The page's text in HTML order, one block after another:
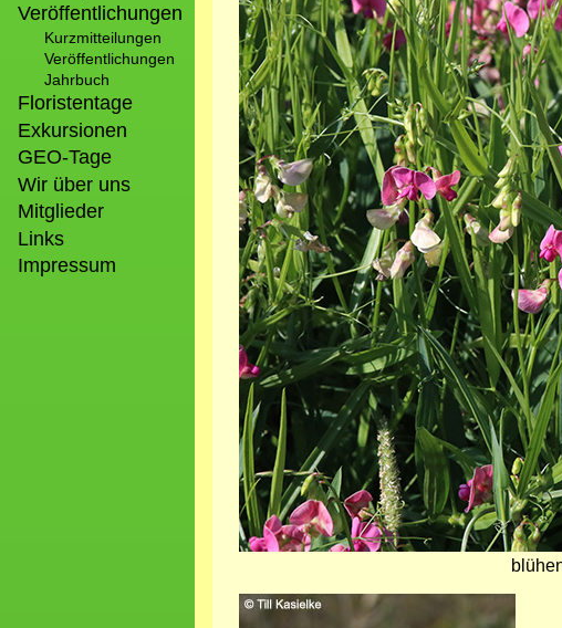
Veröffentlichungen
Kurzmitteilungen
Veröffentlichungen
Jahrbuch
Floristentage
Exkursionen
GEO-Tage
Wir über uns
Mitglieder
Links
Impressum
Bild